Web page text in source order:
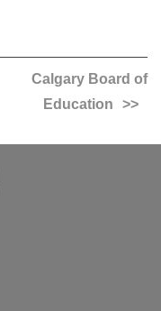
Calgary Board of
Education